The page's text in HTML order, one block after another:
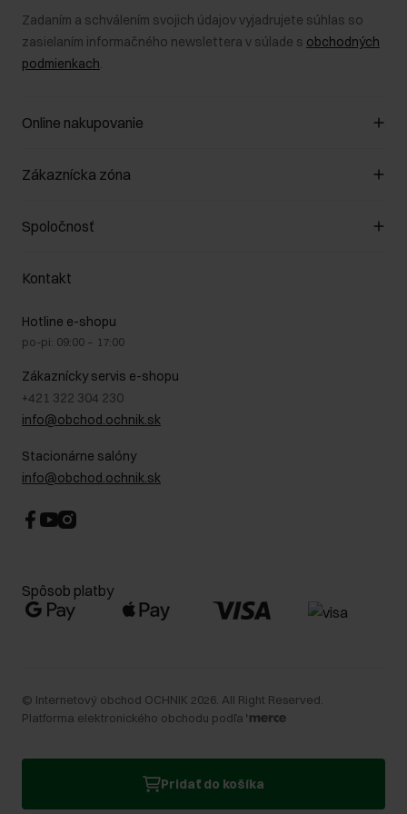
Pridať do košíka
Zadaním a schválením svojich údajov vyjadrujete súhlas so
zasielaním informačného newslettera v súlade s obchodných
podmienkach.
Online nakupovanie
Spravovať súbory cookie
Spôsob platby
Vrátenie
Zákaznícka zóna
Zákazníky klub
Pravidlá propagácie
Starostlivosť o kožu
Bezpečné nakupovanie
Blog
Najčastejšie kladené otázky (FAQ)
Spoločnosť
O nás
GDPR - Zásady ochrany osobných údajov
Právne informácie
Kontakt
Hotline e-shopu
po-pi: 09:00 – 17:00
Zákaznícky servis e-shopu
+421 322 304 230
info@obchod.ochnik.sk
Stacionárne salóny
info@obchod.ochnik.sk
Spôsob platby
© Internetový obchod OCHNIK 2026 . All Right Reserved.
Platforma elektronického obchodu podľa